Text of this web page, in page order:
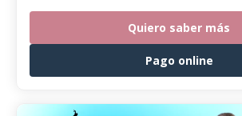
Quiero saber más
Pago online